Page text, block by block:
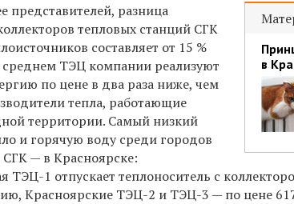
в
представителей, разница
тепловых станций СГК
составляет от 15 %
среднем ТЭЦ компании реализуют
по цене в два раза ниже, чем
тепла, работающие
территории. Самый низкий
и горячую воду среди городов
СГК — в Красноярске:
ТЭЦ-1 отпускает теплоноситель с
Красноярские ТЭЦ-2 и ТЭЦ-3 — по цене